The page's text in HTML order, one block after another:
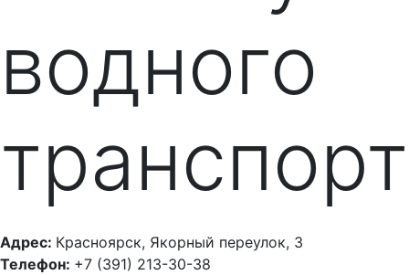
водного
Адрес: Красноярск, Якорный переулок, 3
Телефон: +7 (391) 213-30-38